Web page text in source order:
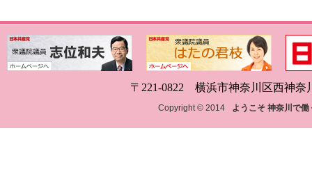
〒221-0822 横浜市神奈川区西神奈
Copyright © 2014 ようこそ 神奈川で